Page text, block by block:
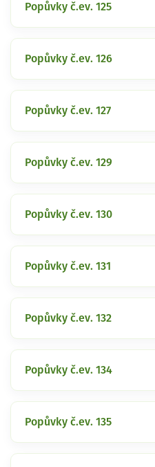
Popůvky č.ev. 125
Popůvky č.ev. 126
Popůvky č.ev. 127
Popůvky č.ev. 129
Popůvky č.ev. 130
Popůvky č.ev. 131
Popůvky č.ev. 132
Popůvky č.ev. 134
Popůvky č.ev. 135